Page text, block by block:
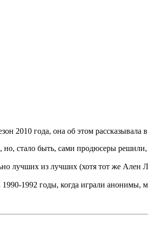
2010 года, она об этом рассказывала
стало быть, сами продюсеры
лучших из лучших (хотя тот же
1992 годы, когда играли